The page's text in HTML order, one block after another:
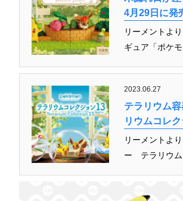
4月29日に発
リーメントよ
ギュア「ポケ
2023.06.27
テラリウム
リウムコレ
リーメントよ
ー テラリウム